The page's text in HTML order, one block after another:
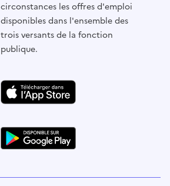
circonstances les offres d'emploi
disponibles dans l'ensemble des
trois versants de la fonction
publique.